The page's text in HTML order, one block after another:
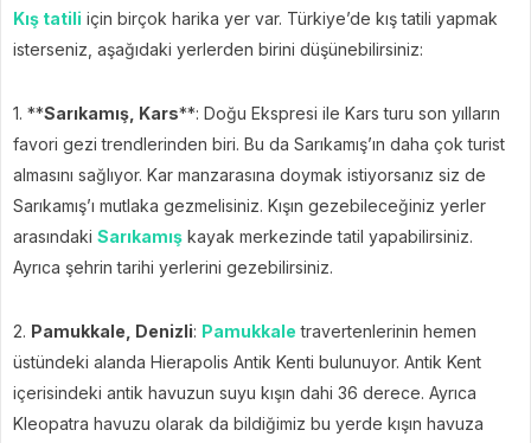
Kış tatili için birçok harika yer var. Türkiye’de kış tatili yapmak
isterseniz, aşağıdaki yerlerden birini düşünebilirsiniz:
1. **Sarıkamış, Kars**: Doğu Ekspresi ile Kars turu son yılların
favori gezi trendlerinden biri. Bu da Sarıkamış’ın daha çok turist
almasını sağlıyor. Kar manzarasına doymak istiyorsanız siz de
Sarıkamış’ı mutlaka gezmelisiniz. Kışın gezebileceğiniz yerler
arasındaki Sarıkamış kayak merkezinde tatil yapabilirsiniz.
Ayrıca şehrin tarihi yerlerini gezebilirsiniz.
2. Pamukkale, Denizli: Pamukkale travertenlerinin hemen
üstündeki alanda Hierapolis Antik Kenti bulunuyor. Antik Kent
içerisindeki antik havuzun suyu kışın dahi 36 derece. Ayrıca
Kleopatra havuzu olarak da bildiğimiz bu yerde kışın havuza